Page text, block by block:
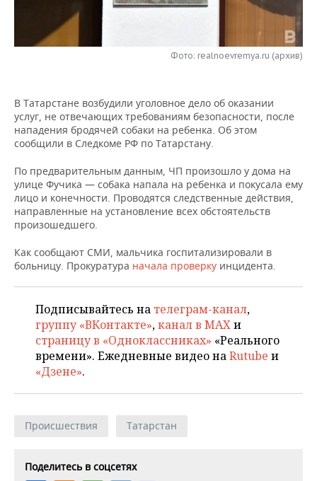
НЕФТЬ
ЭНЕРГЕТИКА
РОЗНИЧНАЯ ТОРГОВЛЯ
НОВОСТИ ТЕХНОЛОГИЙ
ТЕЛЕКОММУНИКАЦИИ
МЕРОПРИЯТИЯ
БИЗНЕС-БРАНЧИ
ОТКРЫТАЯ ЛЕКЦИЯ
ФУТБОЛ
БАСКЕТБОЛ
ВОЛЕЙБОЛ
КИБЕРСПОРТ
ФИГУРНОЕ КАТАНИЕ
ВОДНЫЕ ВИДЫ СПОРТА
ХОККЕЙ С МЯЧОМ
НОВОСТИ ОБЩЕСТВА
ИНФРАСТРУКТУРА
ИСТОРИЯ
КУЛЬТУРА
МЕДИЦИНА
ОБРАЗОВАНИЕ
ПРОИСШЕСТВИЯ
ФОТОГАЛЕРЕЯ
СПРАВОЧНИК
СПИСОК ПЕРСОН
СПИСОК КОМПАНИЙ
ПОЛНАЯ ВЕРСИЯ
Фото: realnoevremya.ru (архив)
В Татарстане возбудили уголовное дело об оказании
услуг, не отвечающих требованиям безопасности, после
нападения бродячей собаки на ребенка. Об этом
сообщили в Следкоме РФ по Татарстану.
По предварительным данным, ЧП произошло у дома на
улице Фучика — собака напала на ребенка и покусала ему
лицо и конечности. Проводятся следственные действия,
направленные на установление всех обстоятельств
произошедшего.
Как сообщают СМИ, мальчика госпитализировали в
больницу. Прокуратура начала проверку инцидента.
Подписывайтесь на телеграм-канал,
группу «ВКонтакте»,канал в MAXи
страницу в «Одноклассниках» «Реального
времени». Ежедневные видео наRutube и
«Дзене».
Происшествия Татарстан
Поделитесь в соцсетях